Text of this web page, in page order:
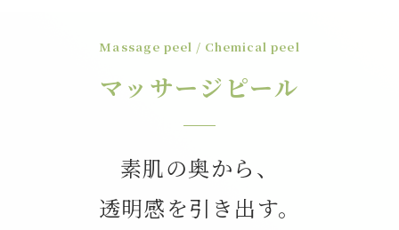
Massage peel / Chemical peel
マッサージピール
素肌の奥から、
透明感を引き出す。